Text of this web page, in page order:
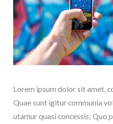
Lorem ipsum dolor sit amet,
Quae sunt igitur communia
utamur quasi concessis; Quo